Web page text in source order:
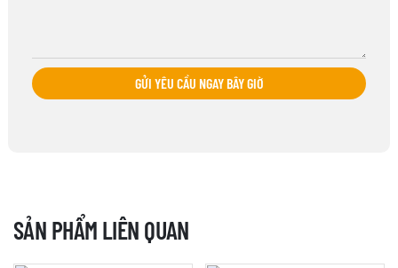
GỬI YÊU CẦU NGAY BÂY GIỜ
SẢN PHẨM LIÊN QUAN